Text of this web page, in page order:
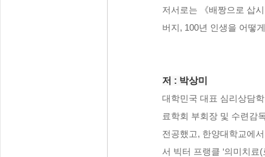
저서로는 《배짱으로 삽
버지, 100년 인생을 어떻
저 : 박상미
대학민국 대표 심리상담
료학회 부회장 및 수련감
전공했고, 한양대학교에
서 빅터 프랭클 ‘의미치